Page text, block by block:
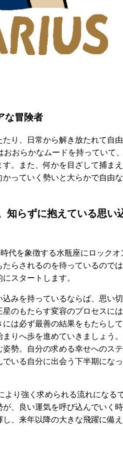
な冒険者
り、日常から解き放たれて自
おらかなムードを持っていて
。また、何かを目ざして捕ま
っていく勢いと大らかで自由
知らずに抱えている思い
代を象徴する水瓶座にロックオ
らされるのを待っているのでは
スタートします。
みを持っているならば、思い
のもたらす変容のプロセスに
は必ず最善の結果をもたらし
りへ歩を進めていきましょう
勢。自分の求める幸せへのス
いる自分に出会う下半期にな
り強く求められる流れになる
、良い運気を呼び込んでいく
、来年以降の大きな飛躍に備